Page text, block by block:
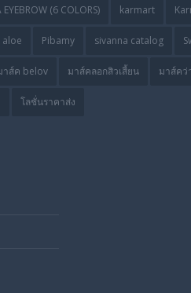
(6 COLORS) karmart
aloe Pibamy sivanna catalog
าส์ค belov มาส์คลอกสิวเสี้ยน มาส์คว่
โลชั่นราคาส่ง